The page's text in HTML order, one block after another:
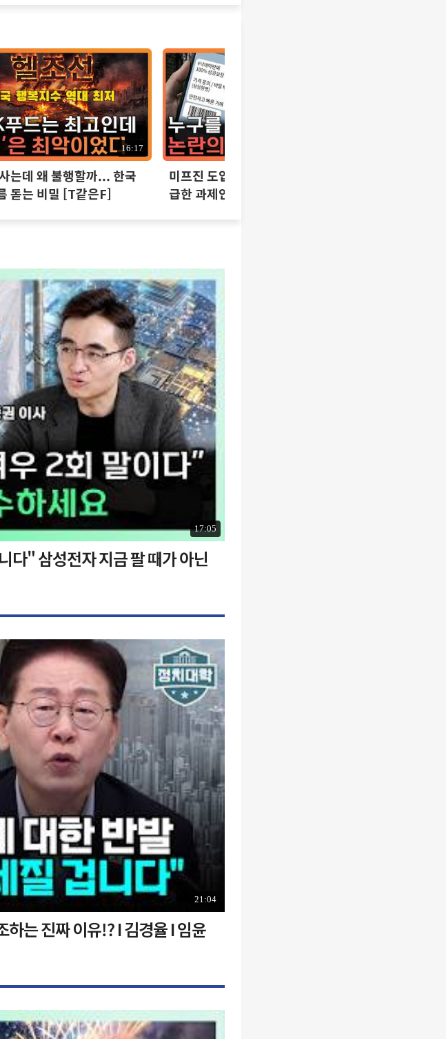
16:17
는데 왜 불행할까... 한국
돋는 비밀 [T같은F]
미프진 도입 논란, 시기상조인가 시
급한 과제인가 [T같은F]
17:05
다" 삼성전자 지금 팔 때가 아닌
21:04
는 진짜 이유!? I 김경율 I 임윤